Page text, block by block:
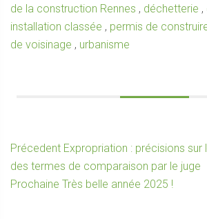
de la construction Rennes , déchetterie ,
installation classée , permis de
de voisinage , urbanisme
Navigation
de
Précedent Article
précédent :
Expropriation : précisions
des termes de comparaison par le juge
Prochaine Article
Très belle année 2025 !